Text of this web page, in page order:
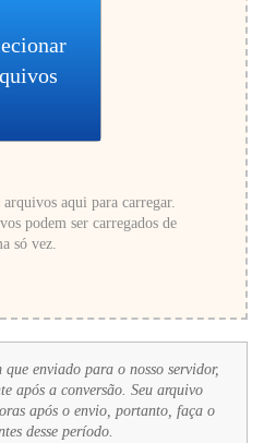
arquivos aqui para carregar.
podem ser carregados de
só vez.
enviado para o nosso servidor,
após a conversão. Seu arquivo
após o envio, portanto, faça o
desse período.